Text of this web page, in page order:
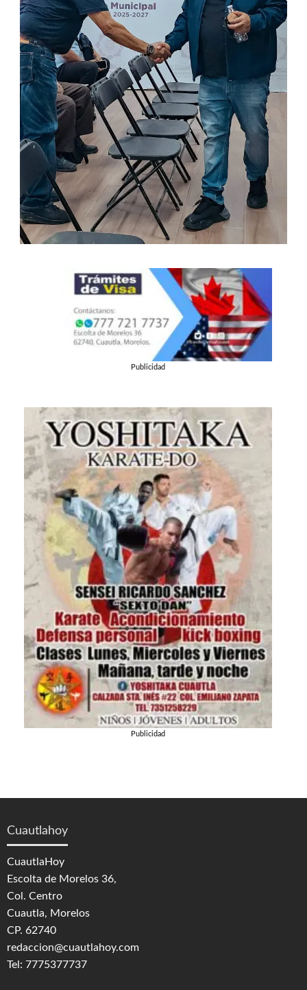
Publicidad
Publicidad
Cuautlahoy
CuautlaHoy
Escolta de Morelos 36,
Col. Centro
Cuautla, Morelos
CP. 62740
redaccion@cuautlahoy.com
Tel: 7775377737